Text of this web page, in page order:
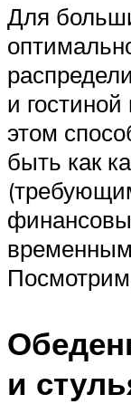
Для
и
этом
быть как
и